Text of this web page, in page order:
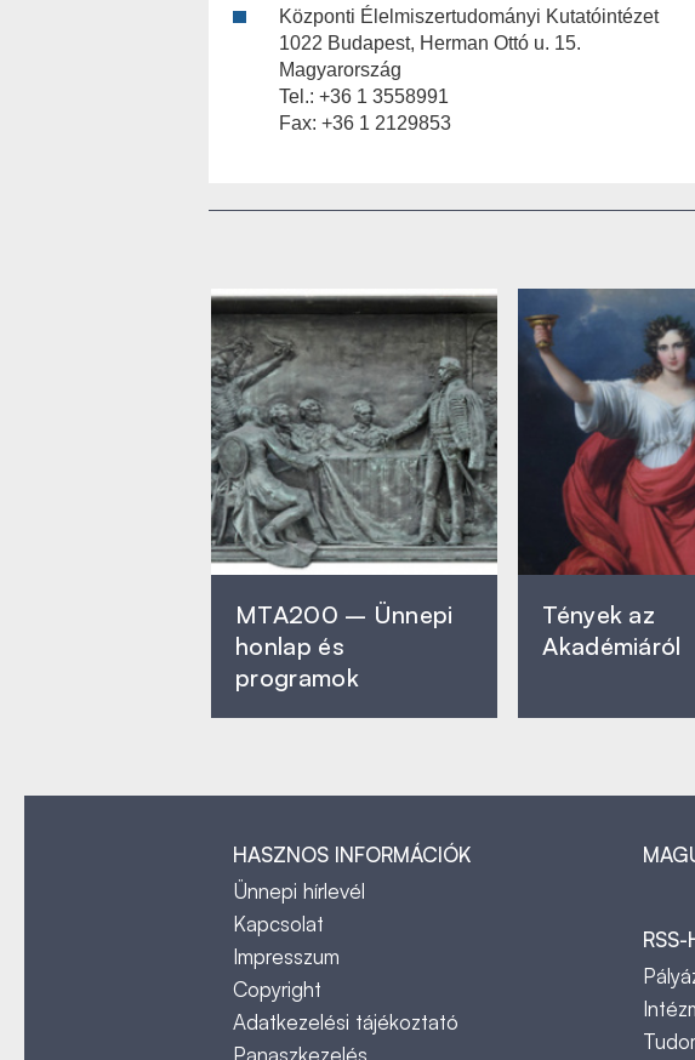
Központi Élelmiszertudományi Kutatóintézet
1022 Budapest, Herman Ottó u. 15.
Magyarország
Tel.: +36 1 3558991
Fax: +36 1 2129853
MTA200 – Ünnepi
honlap és
programok
Tények az
Akadémiáról
HASZNOS INFORMÁCIÓK
Ünnepi hírlevél
Kapcsolat
Impresszum
Copyright
Adatkezelési tájékoztató
Panaszkezelés
RSS-